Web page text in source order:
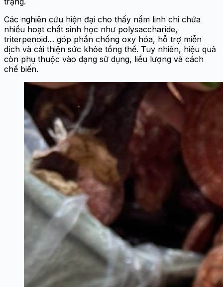
Các nghiên cứu hiện đại cho thấy nấm linh chi chứa
nhiều hoạt chất sinh học như polysaccharide,
triterpenoid… góp phần chống oxy hóa, hỗ trợ miễn
dịch và cải thiện sức khỏe tổng thể. Tuy nhiên, hiệu quả
còn phụ thuộc vào dạng sử dụng, liều lượng và cách
chế biến.